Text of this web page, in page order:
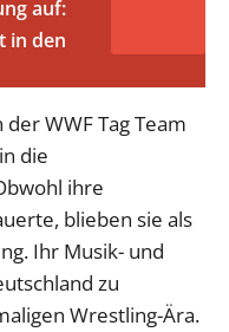
auf:
in den
WWF Tag Team
die
ihre
blieben sie als
Ihr Musik- und
zu
Wrestling-Ära.